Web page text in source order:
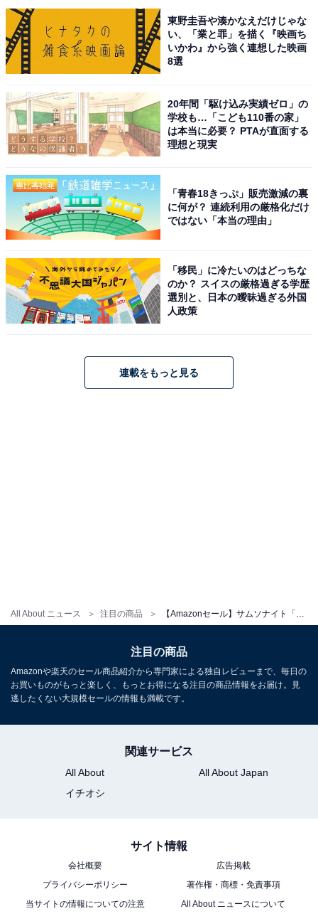
All About ニュース 注目の商品
サムソナイト「Enow スピナー 55」
持ち込み可 34L 55cm 3.2kg GU9*09001 BLACK ブラッ
ク
Amazonで見る
サムソナイト「トレードマスター 4」
サムソナイト「デボネア5」
[サムソナイト] デボネア5 バックパックM
東野圭吾や湊かなえだけじゃな
い、「業と罪」を描く『映画ち
いかわ』から強く連想した映画
8選
20年間「駆け込み実績ゼロ」の
学校も…「こども110番の家」
は本当に必要？ PTAが直面する
理想と現実
「青春18きっぷ」販売激減の裏
に何が？ 連続利用の厳格化だけ
ではない「本当の理由」
「移民」に冷たいのはどっちな
のか？ スイスの厳格過ぎる学歴
選別と、日本の曖昧過ぎる外国
人政策
連載をもっと見る
注目の商品
Amazonや楽天のセール商品紹介から専門家による独自レビューまで、毎日の
お買いものがもっと楽しく、もっとお得になる注目の商品情報をお届け。見
逃したくない大規模セールの情報も満載です。
関連サービス
All About
All About Japan
イチオシ
サイト情報
会社概要
広告掲載
プライバシーポリシー
著作権・商標・免責事項
当サイトの情報についての注意
All About ニュースについて